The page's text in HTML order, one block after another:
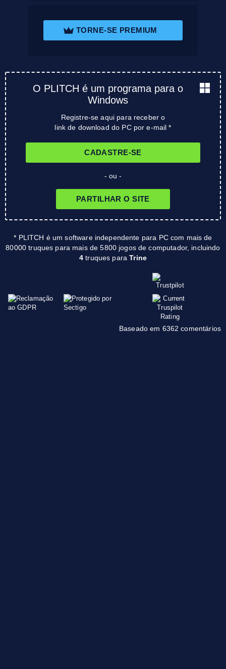
TORNE-SE PREMIUM
O PLITCH é um programa para o
Windows
Registre-se aqui para receber o
link de download do PC por e-mail *
CADASTRE-SE
- ou -
PARTILHAR O SITE
* PLITCH é um software independente para PC com mais de
80000 truques para mais de 5800 jogos de computador, incluindo
4 truques paraTrine
Baseado em 6362 comentários